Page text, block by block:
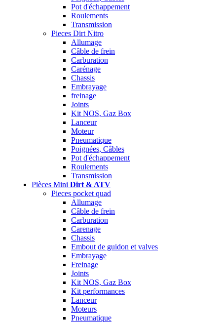
Pot d'échappement
Roulements
Transmission
Pieces Dirt Nitro
Allumage
Câble de frein
Carburation
Carénage
Chassis
Embrayage
freinage
Joints
Kit NOS, Gaz Box
Lanceur
Moteur
Pneumatique
Poignées, Câbles
Pot d'échappement
Roulements
Transmission
Pièces Mini Dirt & ATV
Pieces pocket quad
Allumage
Câble de frein
Carburation
Carenage
Chassis
Embout de guidon et valves
Embrayage
Freinage
Joints
Kit NOS, Gaz Box
Kit performances
Lanceur
Moteurs
Pneumatique